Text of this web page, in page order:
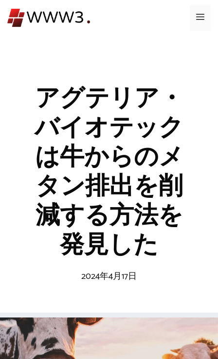
ン
メ
アグテリア・
バイオテック
は牛からのメ
タン排出を削
減する方法を
発見した
2024年4月17日